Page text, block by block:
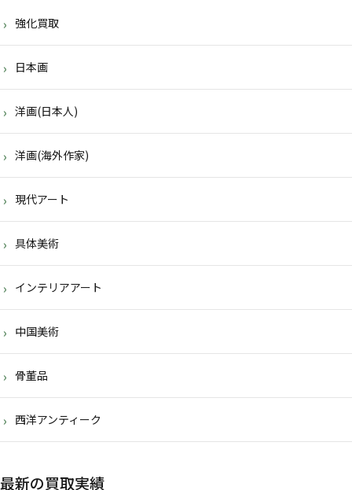
強化買取
日本画
洋画(日本人)
洋画(海外作家)
現代アート
具体美術
インテリアアート
中国美術
骨董品
西洋アンティーク
最新の買取実績